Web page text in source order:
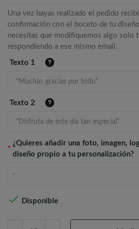
Una vez hayas realizado el pedido
confirmación con el boceto de tu
necesitas que modifiquemos algo solo
respondiendo a ese mismo email.
Texto 1
Texto 2
*
¿Quieres añadir una foto, imagen,
diseño propio a tu personalización?
-
 Disponible